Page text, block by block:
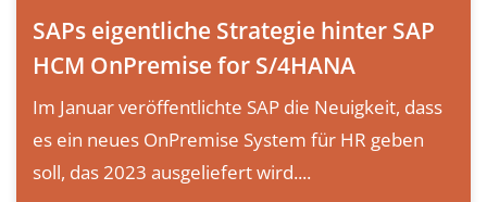
SAPs eigentliche Strategie hinter SAP
HCM OnPremise for S/4HANA
Im Januar veröffentlichte SAP die Neuigkeit, dass
es ein neues OnPremise System für HR geben
soll, das 2023 ausgeliefert wird....